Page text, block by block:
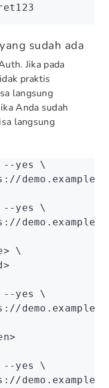
sudah ada
Jika pada
praktis
langsung
Anda sudah
langsung
--yes
\
--yes
\
> \
>
--yes
\
n>
--yes
\